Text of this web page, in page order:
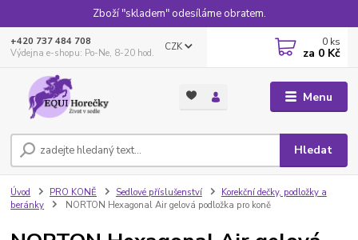
Zboží "skladem" odesíláme obratem.
Menu
CZK
Hledat
+420 737 484 708
Výdejna e-shopu: Po-Ne, 8-20 hod.
0 ks
za 0 Kč
Úvod PRO KONĚ Sedlové příslušenství
Korekční dečky, podložky a
beránky
NORTON Hexagonal Air gelová podložka pro koně